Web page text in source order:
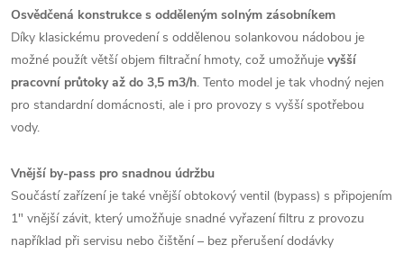
Osvědčená konstrukce s odděleným solným zásobníkem
Díky klasickému provedení s oddělenou solankovou nádobou je
možné použít větší objem filtrační hmoty, což umožňuje vyšší
pracovní průtoky až do 3,5 m3/h. Tento model je tak vhodný nejen
pro standardní domácnosti, ale i pro provozy s vyšší spotřebou
vody.
Vnější by-pass pro snadnou údržbu
Součástí zařízení je také vnější obtokový ventil (bypass) s připojením
1" vnější závit, který umožňuje snadné vyřazení filtru z provozu
například při servisu nebo čištění – bez přerušení dodávky